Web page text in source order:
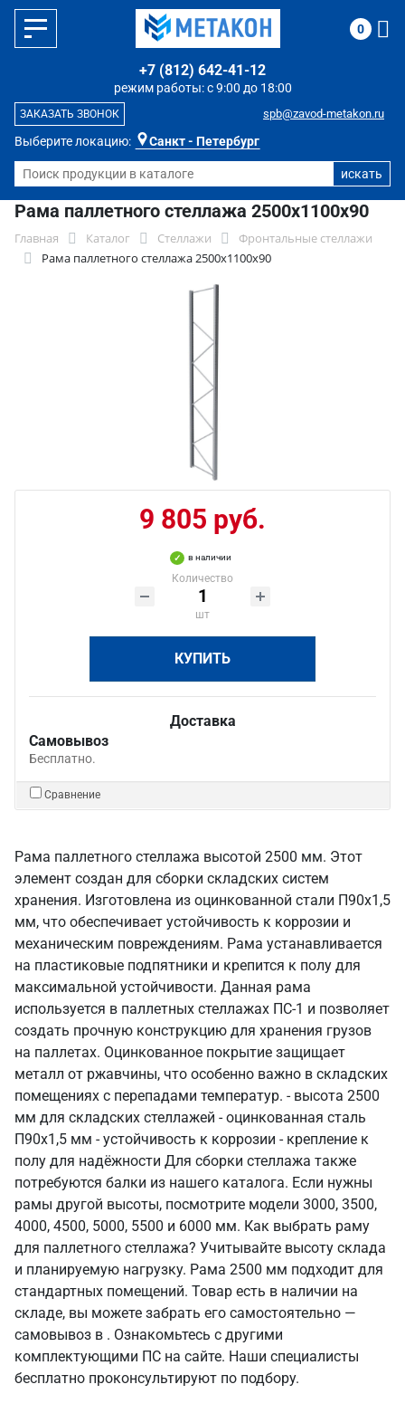
Выберите локацию: Санкт - Петербург
режим работы: с 9:00 до 18:00
+7 (812) 642-41-12
spb@zavod-metakon.ru
ЗАКАЗАТЬ ЗВОНОК
0
Рама паллетного стеллажа 2500х1100х90
Главная Каталог Стеллажи
Фронтальные стеллажи
Рама паллетного стеллажа 2500х1100х90
9 805 руб.
в наличии
Количество
шт
КУПИТЬ
Доставка
Самовывоз
Бесплатно.
Сравнение
Рама паллетного стеллажа высотой 2500 мм. Этот
элемент создан для сборки складских систем
хранения. Изготовлена из оцинкованной стали П90х1,5
мм, что обеспечивает устойчивость к коррозии и
механическим повреждениям. Рама устанавливается
на пластиковые подпятники и крепится к полу для
максимальной устойчивости. Данная рама
используется в паллетных стеллажах ПС-1 и позволяет
создать прочную конструкцию для хранения грузов
на паллетах. Оцинкованное покрытие защищает
металл от ржавчины, что особенно важно в складских
помещениях с перепадами температур. - высота 2500
мм для складских стеллажей - оцинкованная сталь
П90х1,5 мм - устойчивость к коррозии - крепление к
полу для надёжности Для сборки стеллажа также
потребуются балки из нашего каталога. Если нужны
рамы другой высоты, посмотрите модели 3000, 3500,
4000, 4500, 5000, 5500 и 6000 мм. Как выбрать раму
для паллетного стеллажа? Учитывайте высоту склада
и планируемую нагрузку. Рама 2500 мм подходит для
стандартных помещений. Товар есть в наличии на
складе, вы можете забрать его самостоятельно —
самовывоз в . Ознакомьтесь с другими
комплектующими ПС на сайте. Наши специалисты
бесплатно проконсультируют по подбору.